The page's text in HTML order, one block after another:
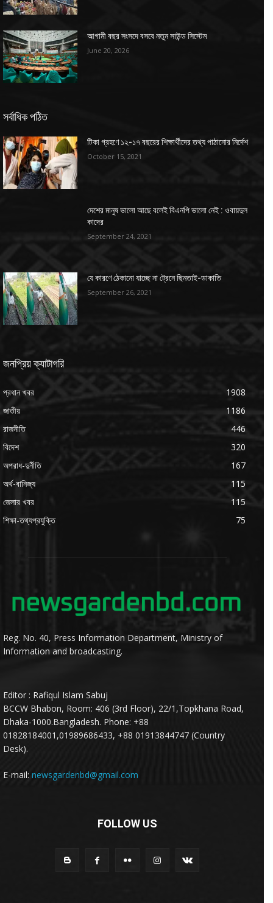
আগামী বছর সংসদে বসবে নতুন সাউন্ড সিস্টেম
June 20, 2026
সর্বাধিক পঠিত
টিকা গ্রহণে ১২-১৭ বছরের শিক্ষার্থীদের তথ্য পাঠানোর নির্দেশ
October 15, 2021
দেশের মানুষ ভালো আছে বলেই বিএনপি ভালো নেই : ওবায়দুল
কাদের
September 24, 2021
যে কারণে ঠেকানো যাচ্ছে না ট্রেনে ছিনতাই-ডাকাতি
September 26, 2021
জনপ্রিয় ক্যাটাগরি
প্রধান খবর
1908
জাতীয়
1186
রাজনীতি
446
বিদেশ
320
অপরাধ-দুর্নীতি
167
অর্থ-বানিজ্য
115
জেলার খবর
115
শিক্ষা-তথ্যপ্রযুক্তি
75
Reg. No. 40, Press Information Department, Ministry of
Information and broadcasting.
Editor : Rafiqul Islam Sabuj
BCCW Bhabon, Room: 406 (3rd Floor), 22/1,Topkhana Road,
Dhaka-1000.Bangladesh. Phone: +88
01828184001,01989686433, +88 01913844747 (Country
Desk).
E-mail: newsgardenbd@gmail.com
FOLLOW US